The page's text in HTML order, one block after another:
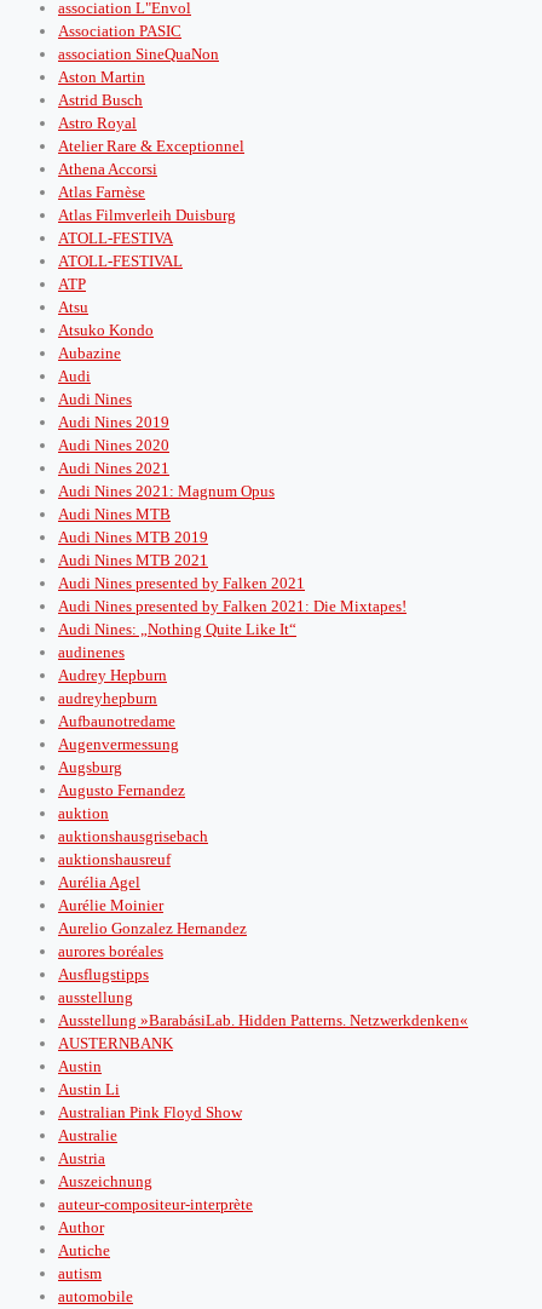
association L"Envol
Association PASIC
association SineQuaNon
Aston Martin
Astrid Busch
Astro Royal
Atelier Rare & Exceptionnel
Athena Accorsi
Atlas Farnèse
Atlas Filmverleih Duisburg
ATOLL-FESTIVA
ATOLL-FESTIVAL
ATP
Atsu
Atsuko Kondo
Aubazine
Audi
Audi Nines
Audi Nines 2019
Audi Nines 2020
Audi Nines 2021
Audi Nines 2021: Magnum Opus
Audi Nines MTB
Audi Nines MTB 2019
Audi Nines MTB 2021
Audi Nines presented by Falken 2021
Audi Nines presented by Falken 2021: Die Mixtapes!
Audi Nines: „Nothing Quite Like It“
audinenes
Audrey Hepburn
audreyhepburn
Aufbaunotredame
Augenvermessung
Augsburg
Augusto Fernandez
auktion
auktionshausgrisebach
auktionshausreuf
Aurélia Agel
Aurélie Moinier
Aurelio Gonzalez Hernandez
aurores boréales
Ausflugstipps
ausstellung
Ausstellung »BarabásiLab. Hidden Patterns. Netzwerkdenken«
AUSTERNBANK
Austin
Austin Li
Australian Pink Floyd Show
Australie
Austria
Auszeichnung
auteur-compositeur-interprète
Author
Autiche
autism
automobile